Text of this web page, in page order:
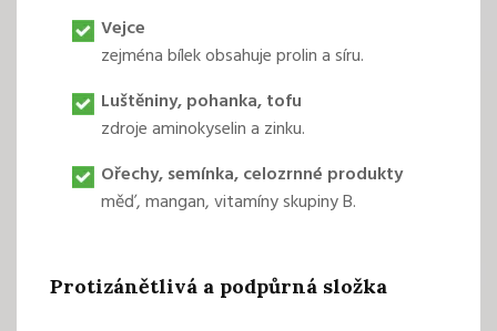
Vejce
zejména bílek obsahuje prolin a síru.
Luštěniny,pohanka,tofu
zdroje aminokyselin a zinku.
Ořechy, semínka, celozrnné produkty
měď, mangan, vitamíny skupiny B.
Protizánětlivá a podpůrná složka